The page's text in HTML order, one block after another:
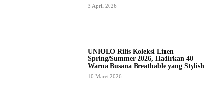
3 April 2026
UNIQLO Rilis Koleksi Linen
Spring/Summer 2026, Hadirkan 40
Warna Busana Breathable yang Stylish
10 Maret 2026